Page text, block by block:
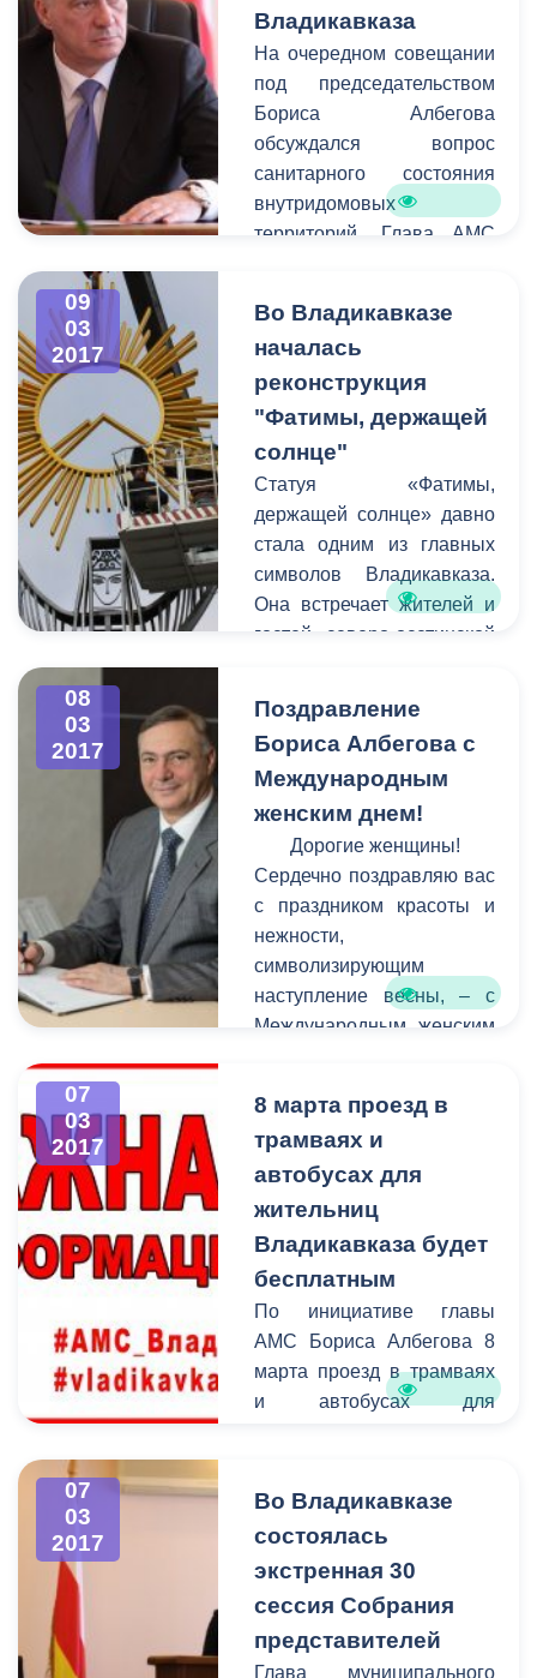
Владикавказа
На очередном совещании
под председательством
Бориса Албегова
обсуждался вопрос
санитарного состояния
внутридомовых
территорий. Глава АМС
жителями
многоквартирных домов.
Так как вышеуказанные
территории являются
зоной ответственности
управляющих компаний
совместно,
закону не имеет права
наводить на них порядок.
09
03
2017
Во Владикавказе
началась
реконструкция
"Фатимы, держащей
солнце"
Статуя «Фатимы,
держащей солнце» давно
стала одним из главных
символов Владикавказа.
Она встречает жителей и
гостей северо-осетинской
К сожалению, в последние
годы вид сооружения
оставлял желать лучшего -
оно пострадало от
коррозии, стала заметной
усталость металла.
08
03
2017
Поздравление
Бориса Албегова с
Международным
женским днем!
Дорогие женщины!
Сердечно поздравляю вас
с праздником красоты и
нежности,
символизирующим
наступление весны, – с
Международным женским
07
03
2017
8 марта проезд в
трамваях и
автобусах для
жительниц
Владикавказа будет
бесплатным
По инициативе главы
АМС Бориса Албегова 8
марта проезд в трамваях
и автобусах для
мера станет небольшим,
представительниц
прекрасного пола города к
Международному
женскому дню. Частным
07
03
2017
Во Владикавказе
состоялась
экстренная 30
сессия Собрания
представителей
Глава муниципального